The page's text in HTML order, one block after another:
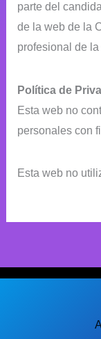
parte del
de la web de la
profesional de
Política de
Esta web no
personales con
Esta web no